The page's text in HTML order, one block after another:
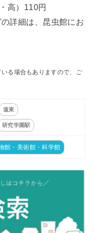
高）110円
詳細は、昆虫館にお
る場合もありますので、ご
遠東
研究学園駅
館・美術館・科学館